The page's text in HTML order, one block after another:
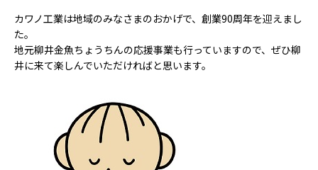
カワノ工業は地域のみなさまのおかげで、創業90周年を迎えまし
た。
地元柳井金魚ちょうちんの応援事業も行っていますので、ぜひ柳
井に来て楽しんでいただければと思います。